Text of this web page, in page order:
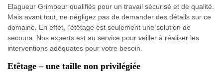
Elagueur Grimpeur qualifiés pour un travail sécurisé et de qualité.
Mais avant tout, ne négligez pas de demander des détails sur ce
domaine. En effet, l’étêtage est seulement une solution de
secours. Nos experts est au service pour veiller à réaliser les
interventions adéquates pour votre besoin.
Etêtage – une taille non privilégiée